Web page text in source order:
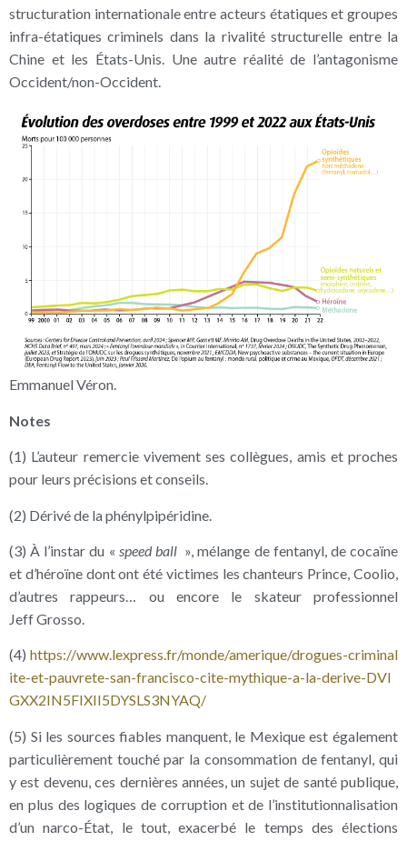
structuration internationale entre acteurs étatiques et groupes
infra-étatiques criminels dans la rivalité structurelle entre la
Chine et les États-Unis. Une autre réalité de l’antagonisme
Occident/non-Occident.
Emmanuel Véron.
Notes
(1) L’auteur remercie vivement ses collègues, amis et proches
pour leurs précisions et conseils.
(2) Dérivé de la phénylpipéridine.
(3) À l’instar du « speed ball », mélange de fentanyl, de cocaïne
et d’héroïne dont ont été victimes les chanteurs Prince, Coolio,
d’autres rappeurs… ou encore le skateur professionnel
Jeff Grosso.
(4) https://​www​.lexpress​.fr/​m​o​n​d​e​/​a​m​e​r​i​q​u​e​/​d​r​o​g​u​e​s​-​c​r​i​m​i​n​a​l​
i​t​e​-​e​t​-​p​a​u​v​r​e​t​e​-​s​a​n​-​f​r​a​n​c​i​s​c​o​-​c​i​t​e​-​m​y​t​h​i​q​u​e​-​a​-​l​a​-​d​e​r​i​v​e​-​D​V​I​
G​X​X​2​I​N​5​F​I​X​I​I​5​D​Y​S​L​S​3​N​Y​AQ/
(5) Si les sources fiables manquent, le Mexique est également
particulièrement touché par la consommation de fentanyl, qui
y est devenu, ces dernières années, un sujet de santé publique,
en plus des logiques de corruption et de l’institutionnalisation
d’un narco-État, le tout, exacerbé le temps des élections